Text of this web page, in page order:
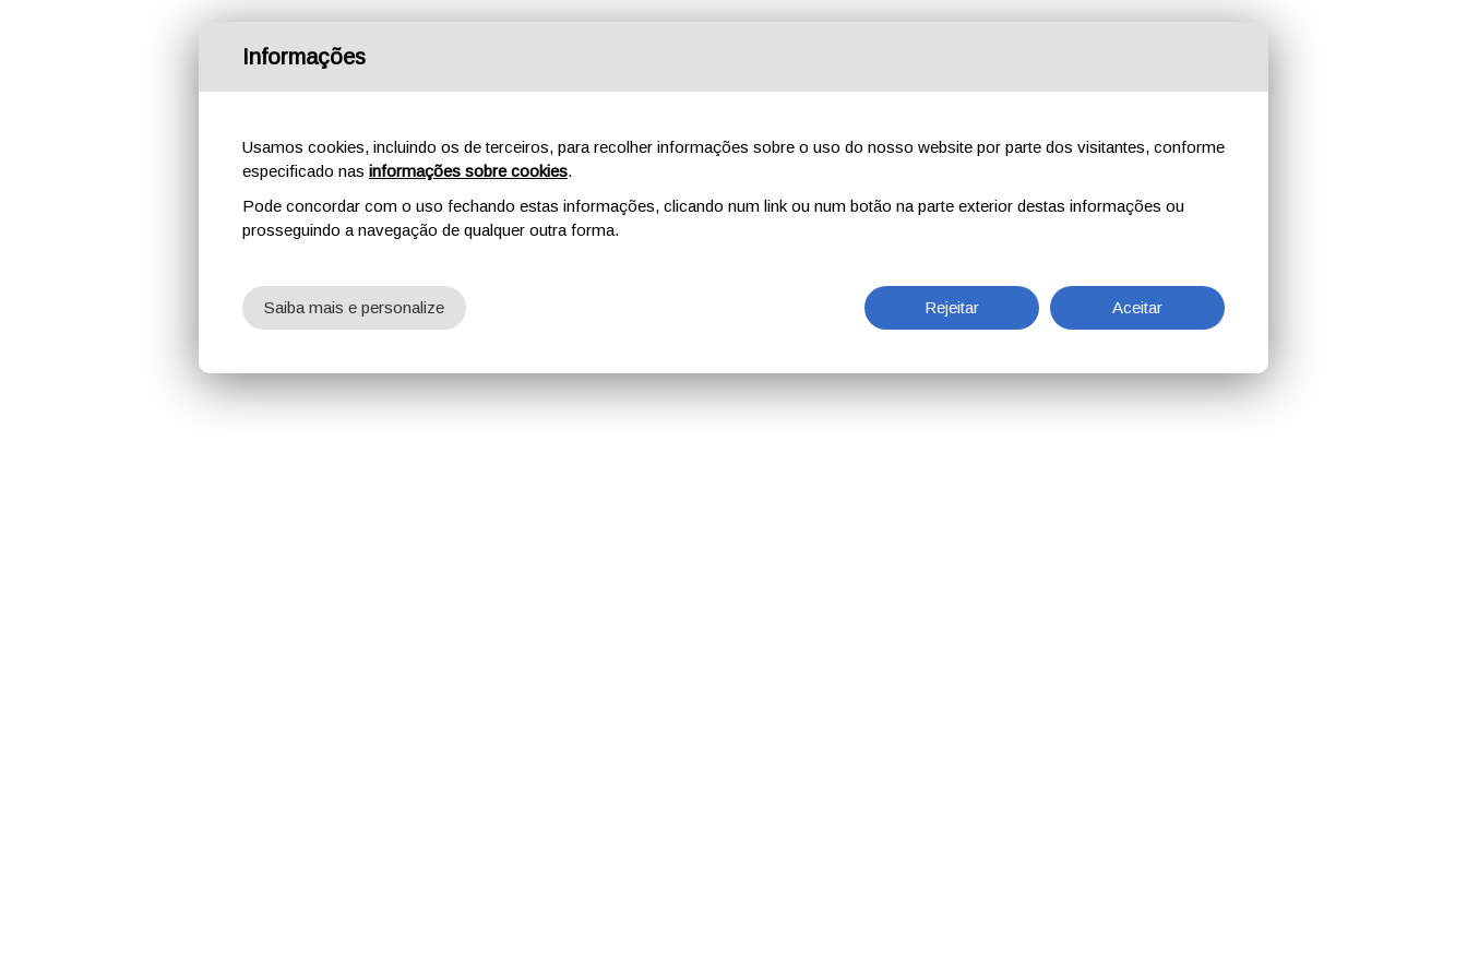
Informações
Usamos cookies, incluindo os de terceiros, para recolher informações sobre o uso do nosso website por parte dos visitantes, conforme
especificado nas informações sobre cookies.
Pode concordar com o uso fechando estas informações, clicando num link ou num botão na parte exterior destas informações ou
prosseguindo a navegação de qualquer outra forma.
Rejeitar Aceitar
Saiba mais e personalize